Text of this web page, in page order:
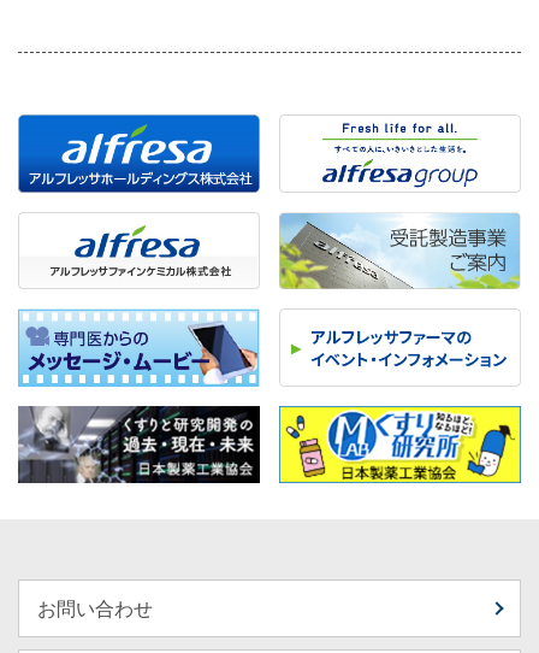
お問い合わせ